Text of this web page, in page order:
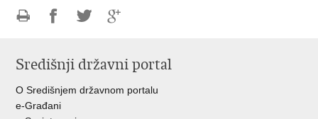
FacebookuTwitteruGoogle
Središnji državni portal
O Središnjem državnom portalu
e-Građani